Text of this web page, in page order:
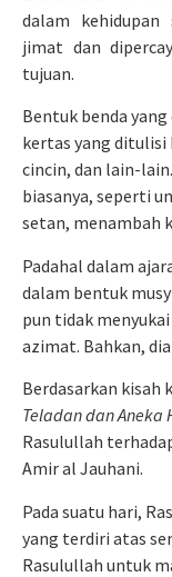
dalam kehidupan
jimat dan
tujuan.
Bentuk benda
kertas yang
cincin, dan lain-
biasanya, seperti
setan, menambah
Padahal dalam
dalam bentuk
pun tidak
azimat. Bahkan,
Berdasarkan kisah
Teladan dan Aneka
Rasulullah
Amir al Jauhani.
Pada suatu hari,
yang terdiri atas
Rasulullah untuk